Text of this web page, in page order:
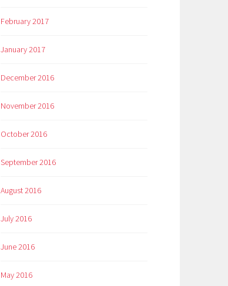
February 2017
January 2017
December 2016
November 2016
October 2016
September 2016
August 2016
July 2016
June 2016
May 2016